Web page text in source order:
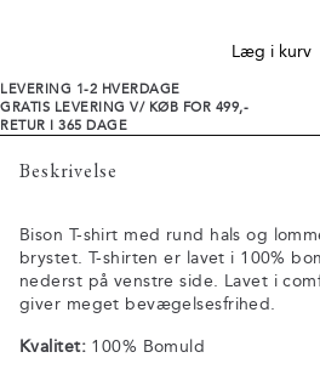
Læg i kurv
LEVERING 1-2 HVERDAGE
GRATIS LEVERING V/ KØB FOR 499,-
RETUR I 365 DAGE
Beskrivelse
Bison T-shirt med rund hals og
brystet. T-shirten er lavet i 100%
nederst på venstre side. Lavet i
giver meget bevægelsesfrihed.
Kvalitet:100% Bomuld